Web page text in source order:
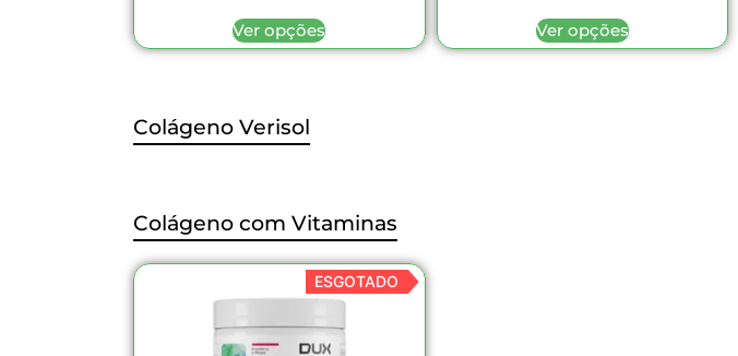
Ver opções Ver opções
Colágeno Verisol
Colágeno com Vitaminas
ESGOTADO